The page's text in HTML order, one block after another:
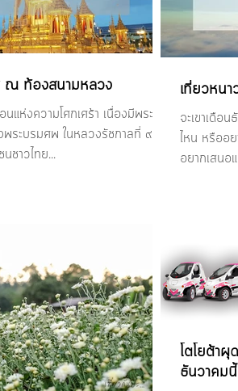
ณ ท้องสนามหลวง
แห่งความโศกเศร้า เนื่องมีพระราช
ระบรมศพ ในหลวงรัชกาลที่ ๙ อัน
ชาวไทย...
เที่ยวหน
จะเขาเดือ
ไหน หรืออยา
อยากเสนอ
โตโยต้า
ธันวาคมนี้